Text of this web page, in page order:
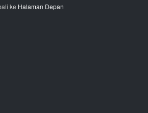
ke Halaman Depan